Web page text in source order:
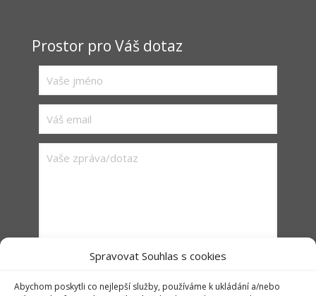
Spravovat Souhlas s cookies
Abychom poskytli co nejlepší služby, používáme k ukládání a/nebo
Prostor pro Váš dotaz